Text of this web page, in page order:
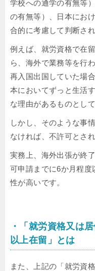
学校への通学の有無等
の有無等）、日本にお
合的に考慮して判断され
例えば、就労資格で在
ら、海外で業務等を行
再入国出国していた場
本においてずっと生活
な理由があるものとし
しかし、そのような事
なければ、不許可とさ
実務上、海外出張が終
可申請までに6か月程
性が高いです。
・「就労資格又は
以上在留」とは
また、上記の「就労資